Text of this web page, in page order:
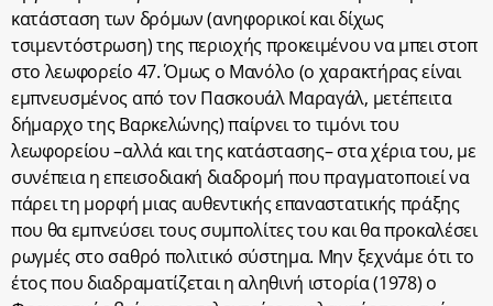
κατάσταση των δρόμων (ανηφορικοί και δίχως
τσιμεντόστρωση) της περιοχής προκειμένου να μπει στοπ
στο λεωφορείο 47. Όμως ο Μανόλο (ο χαρακτήρας είναι
εμπνευσμένος από τον Πασκουάλ Μαραγάλ, μετέπειτα
δήμαρχο της Βαρκελώνης) παίρνει το τιμόνι του
λεωφορείου –αλλά και της κατάστασης– στα χέρια του, με
συνέπεια η επεισοδιακή διαδρομή που πραγματοποιεί να
πάρει τη μορφή μιας αυθεντικής επαναστατικής πράξης
που θα εμπνεύσει τους συμπολίτες του και θα προκαλέσει
ρωγμές στο σαθρό πολιτικό σύστημα. Μην ξεχνάμε ότι το
έτος που διαδραματίζεται η αληθινή ιστορία (1978) ο